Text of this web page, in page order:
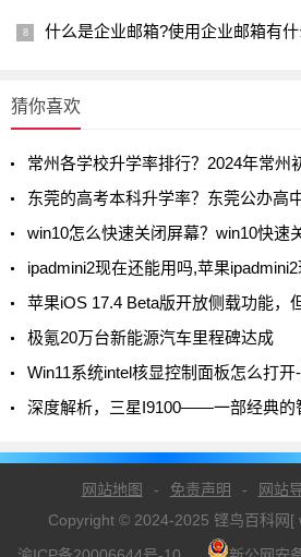
什么是企业邮箱?使用企业邮箱有
猜你喜欢
常州各学校升学率排行？2024年常州
东莞的高考本科升学率？东莞公办高
win10怎么快速关闭屏幕？win10快速
ipadmini2现在还能用吗,苹果
苹果iOS 17.4 Beta版开放侧载功能，
极氪20万台新能源汽车里程碑达成
Win11系统intel核显控制面板怎么打开-打
深度解析，三星I9100——一部经典的
网站地图 - 免责声明 - 网站
Copyright © 2024-2025 铿鸟百科网[